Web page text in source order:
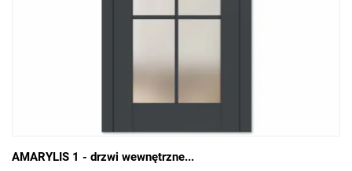
AMARYLIS 1 - drzwi wewnętrzne...